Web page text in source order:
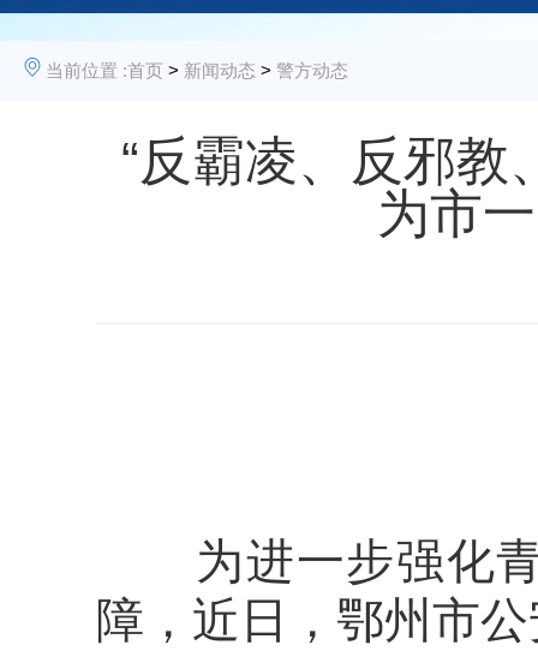
当前位置 :首页 > 新闻动态 > 警方动态
“反霸凌、反邪教
为市
为进一步强化青
障，近日，鄂州市